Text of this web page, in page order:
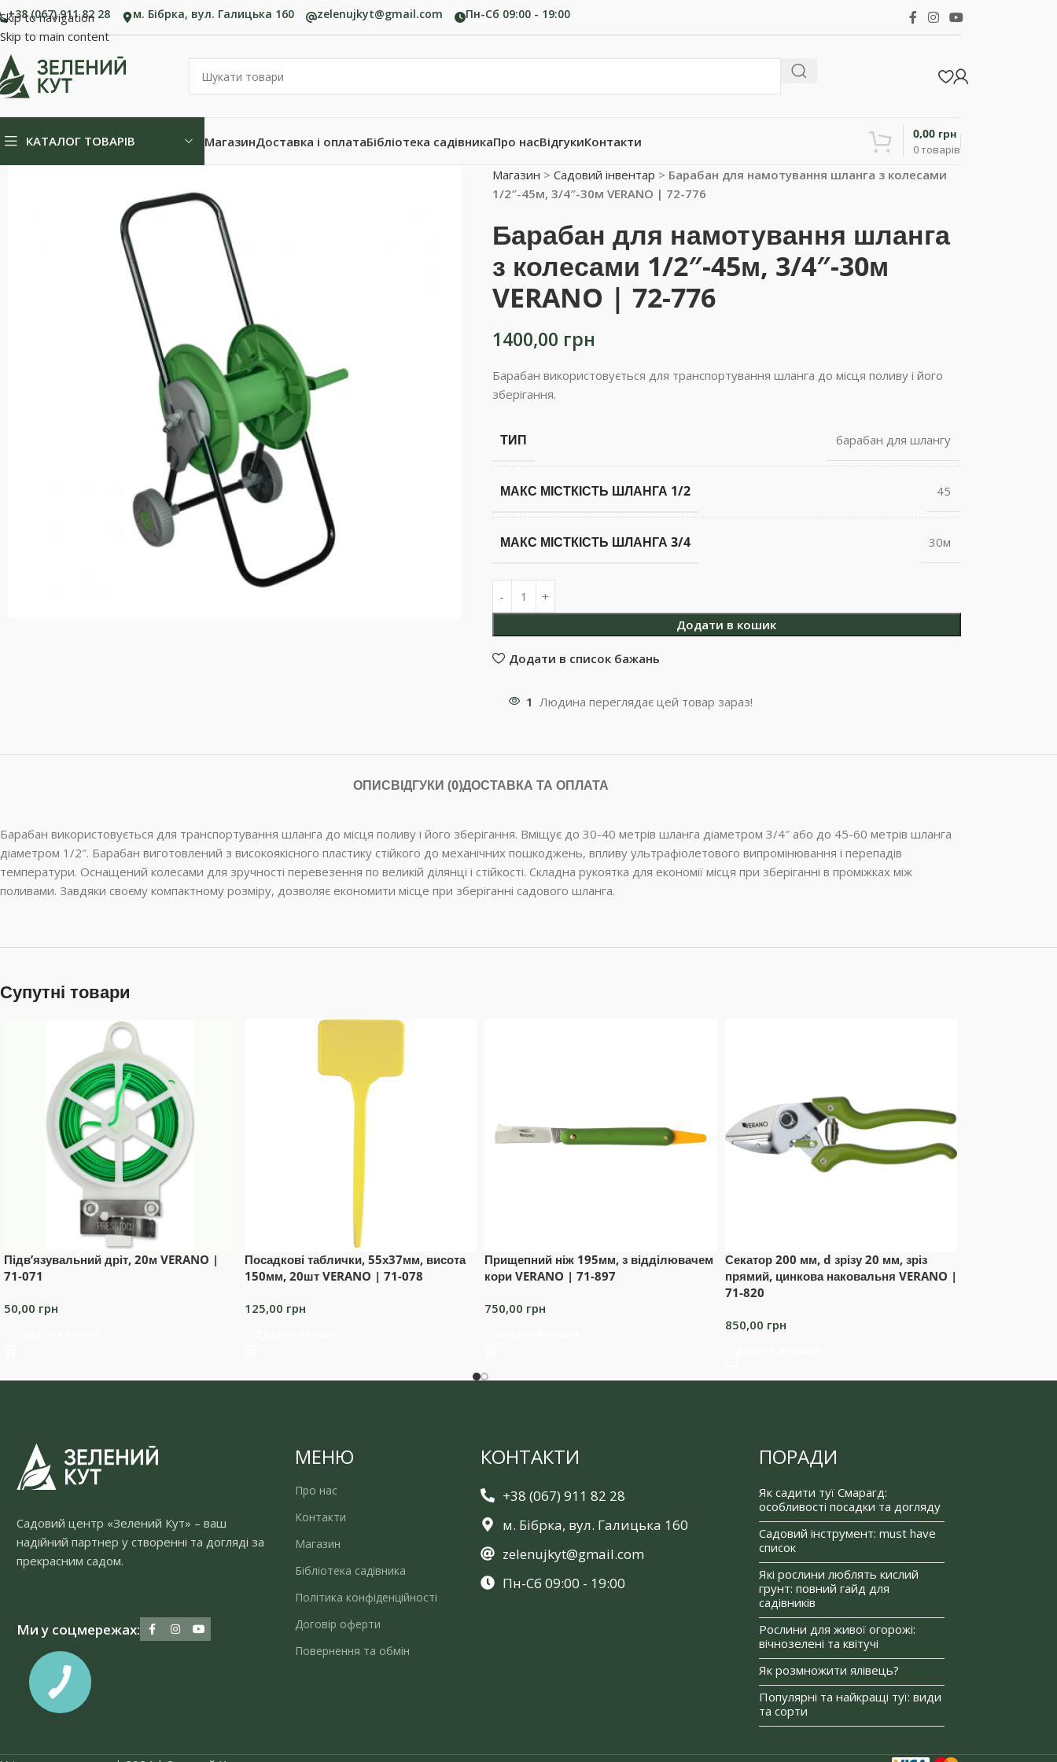
Skip to navigation
Skip to main content
+38 (067) 911 82 28 м. Бібрка, вул. Галицька 160 zelenujkyt@gmail.com Пн-Сб 09:00 - 19:00
КАТАЛОГ ТОВАРІВ МагазинДоставка і оплатаБібліотека садівникаПро насВідгукиКонтакти
0товарів
0,00 грн
Магазин > Садовий інвентар > Барабан для намотування шланга з колесами
1/2″-45м, 3/4″-30м VERANO | 72-776
Барабан для намотування шланга
з колесами 1/2″-45м, 3/4″-30м
VERANO | 72-776
1400,00 грн
Барабан використовується для транспортування шланга до місця поливу і його
зберігання.
ТИП барабан для шлангу
МАКС МІСТКІСТЬ ШЛАНГА 1/2 45
МАКС МІСТКІСТЬ ШЛАНГА 3/4 30м
Додати в кошик
Додати в список бажань
1 Людина переглядає цей товар зараз!
ОПИСВІДГУКИ (0)ДОСТАВКА ТА ОПЛАТА
Барабан використовується для транспортування шланга до місця поливу і його зберігання. Вміщує до 30-40 метрів шланга діаметром 3/4″ або до 45-60 метрів шланга
діаметром 1/2″. Барабан виготовлений ​​з високоякісного пластику стійкого до механічних пошкоджень, впливу ультрафіолетового випромінювання і перепадів
температури. Оснащений колесами для зручності перевезення по великій ділянці і стійкості. Складна рукоятка для економії місця при зберіганні в проміжках між
поливами. Завдяки своєму компактному розміру, дозволяє економити місце при зберіганні садового шланга.
Супутні товари
Підв’язувальний дріт, 20м VERANO |
71-071
50,00 грн
Посадкові таблички, 55х37мм, висота
150мм, 20шт VERANO | 71-078
125,00 грн
Прищепний ніж 195мм, з відділювачем
кори VERANO | 71-897
750,00 грн
Секатор 200 мм, d зрізу 20 мм, зріз
прямий, цинкова наковальня VERANO |
71-820
850,00 грн
Садовий центр «Зелений Кут» – ваш
надійний партнер у створенні та догляді за
прекрасним садом.
Ми у соцмережах:
МЕНЮ
Про нас
Контакти
Магазин
Бібліотека садівника
Політика конфіденційності
Договір оферти
Повернення та обмін
КОНТАКТИ
+38 (067) 911 82 28
м. Бібрка, вул. Галицька 160
zelenujkyt@gmail.com
Пн-Сб 09:00 - 19:00
ПОРАДИ
Як садити туї Смарагд:
особливості посадки та догляду
Садовий інструмент: must have
список
Які рослини люблять кислий
грунт: повний гайд для
садівників
Рослини для живої огорожі:
вічнозелені та квітучі
Як розмножити ялівець?
Популярні та найкращі туї: види
та сорти